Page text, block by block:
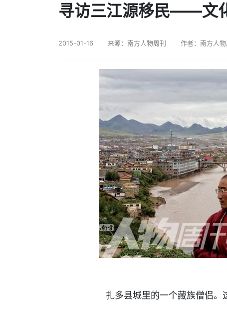
寻访三江源移民——文
2015-01-16 来源：南方人物周刊 作者：南方人物
扎多县城里的一个藏族僧侣